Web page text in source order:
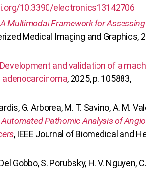
10.3390/electronics13142706
A Multimodal Framework for
Medical Imaging and Graphics,
Development and validation of a
, 2025, p. 105883,
G. Arborea, M. T. Savino, A. M.
Automated Pathomic Analysis of
, IEEE Journal of Biomedical and
Gobbo, S. Porubsky, H. V. Nguyen,